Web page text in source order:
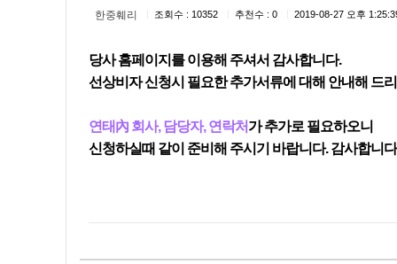
한중훼리 조회수 : 10352 추천수 : 0 2019-08-27 오후
당사 홈페이지를 이용해 주셔서 감사합니다.
선상비자 신청시 필요한 추가서류에 대해 안내해 드
연태內 회사, 담당자, 연락처가 추가로 필요하오니
신청하실때 같이 준비해 주시기 바랍니다. 감사합니